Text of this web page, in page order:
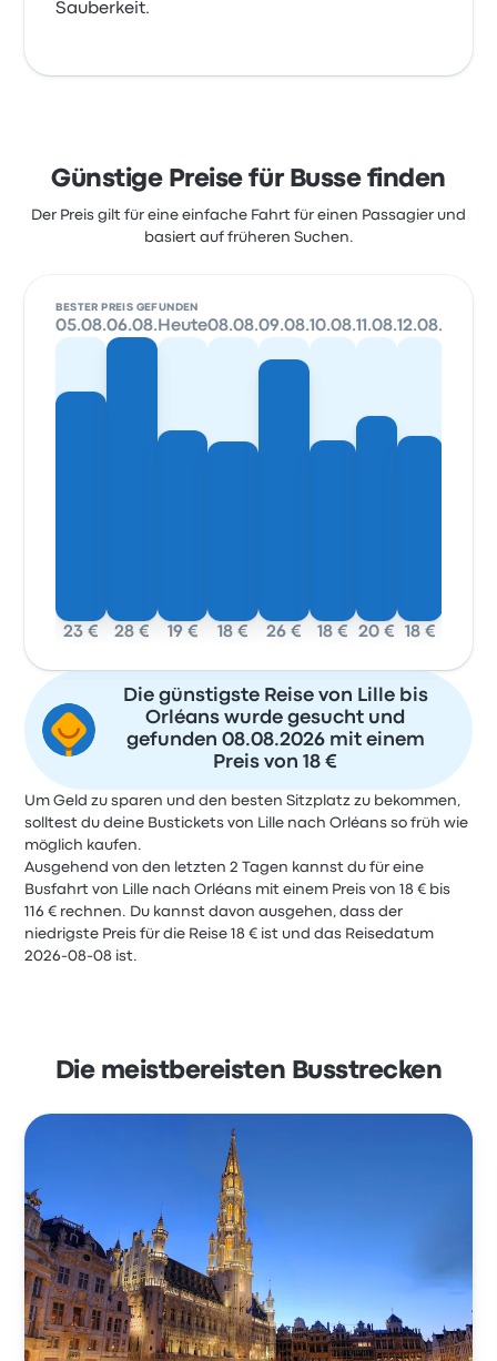
Sauberkeit.
Günstige Preise für Busse finden
Der Preis gilt für eine einfache Fahrt für einen Passagier und
basiert auf früheren Suchen.
BESTER PREIS GEFUNDEN
05.08.
23 €
06.08.
28 €
Heute
19 €
08.08.
18 €
09.08.
26 €
10.08.
18 €
11.08.
20 €
12.08.
18 €
Die günstigste Reise von Lille bis
Orléans wurde gesucht und
gefunden 08.08.2026 mit einem
Preis von 18 €
Um Geld zu sparen und den besten Sitzplatz zu bekommen,
solltest du deine Bustickets von Lille nach Orléans so früh wie
möglich kaufen.
Ausgehend von den letzten 2 Tagen kannst du für eine
Busfahrt von Lille nach Orléans mit einem Preis von 18 € bis
116 € rechnen. Du kannst davon ausgehen, dass der
niedrigste Preis für die Reise 18 € ist und das Reisedatum
2026-08-08 ist.
Die meistbereisten Busstrecken